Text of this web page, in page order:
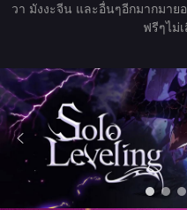
วา มังงะจีน และอื่นๆอีกมากมาย
ฟรีๆไม่